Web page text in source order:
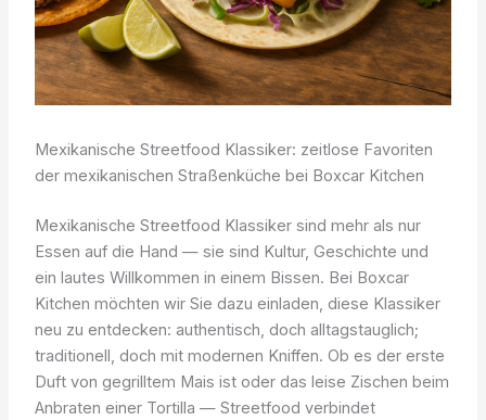
Mexikanische Streetfood Klassiker: zeitlose Favoriten
der mexikanischen Straßenküche bei Boxcar Kitchen
Mexikanische Streetfood Klassiker sind mehr als nur
Essen auf die Hand — sie sind Kultur, Geschichte und
ein lautes Willkommen in einem Bissen. Bei Boxcar
Kitchen möchten wir Sie dazu einladen, diese Klassiker
neu zu entdecken: authentisch, doch alltagstauglich;
traditionell, doch mit modernen Kniffen. Ob es der erste
Duft von gegrilltem Mais ist oder das leise Zischen beim
Anbraten einer Tortilla — Streetfood verbindet